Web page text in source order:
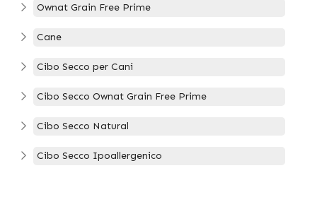
Ownat Grain Free Prime
Cane
Cibo Secco per Cani
Cibo Secco Ownat Grain Free Prime
Cibo Secco Natural
Cibo Secco Ipoallergenico